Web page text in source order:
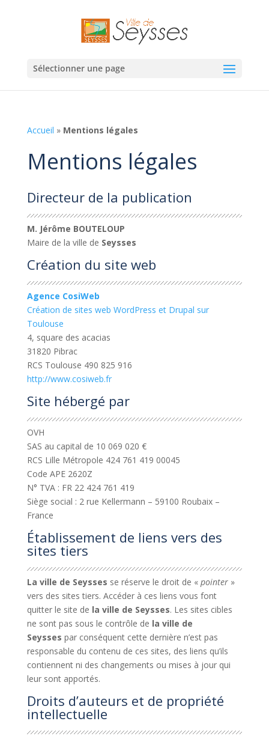
Sélectionner une page
Accueil » Mentions légales
Mentions légales
Directeur de la publication
M. Jérôme BOUTELOUP
Maire de la ville de Seysses
Création du site web
Agence CosiWeb
Création de sites web WordPress et Drupal sur
Toulouse
4, square des acacias
31820 Pibrac
RCS Toulouse 490 825 916
http://www.cosiweb.fr
Site hébergé par
OVH
SAS au capital de 10 069 020 €
RCS Lille Métropole 424 761 419 00045
Code APE 2620Z
N° TVA : FR 22 424 761 419
Siège social : 2 rue Kellermann – 59100 Roubaix –
France
Établissement de liens vers des
sites tiers
La ville de Seysses se réserve le droit de « pointer»
vers des sites tiers. Accéder à ces liens vous font
quitter le site de la ville de Seysses. Les sites cibles
ne sont pas sous le contrôle de la ville de
Seysses par conséquent cette dernière n’est pas
responsable du contenu de ces sites, des liens qu’ils
contiennent ni des changements ou mises à jour qui
leur sont apportés.
Droits d’auteurs et de propriété
intellectuelle